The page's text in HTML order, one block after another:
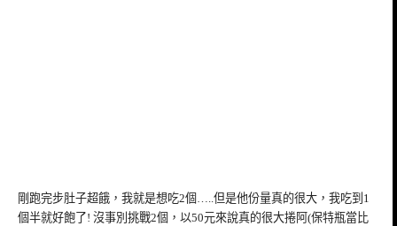
剛跑完步肚子超餓，我就是想吃2個…..但是他份量真的很大，我吃到1
個半就好飽了! 沒事別挑戰2個，以50元來說真的很大捲阿(保特瓶當比